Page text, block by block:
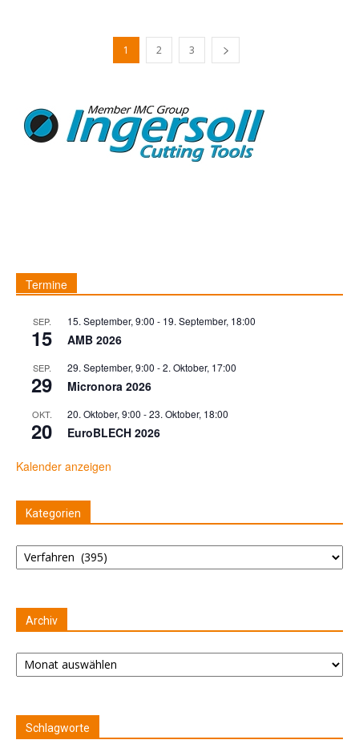
1 2 3
Termine
SEP.
15
15. September, 9:00 - 19. September, 18:00
AMB 2026
SEP.
29
29. September, 9:00 -2. Oktober, 17:00
Micronora 2026
OKT.
20
20. Oktober, 9:00 -23. Oktober, 18:00
EuroBLECH 2026
Kalender anzeigen
Kategorien
Kategorien
Archiv
Archiv
Schlagworte